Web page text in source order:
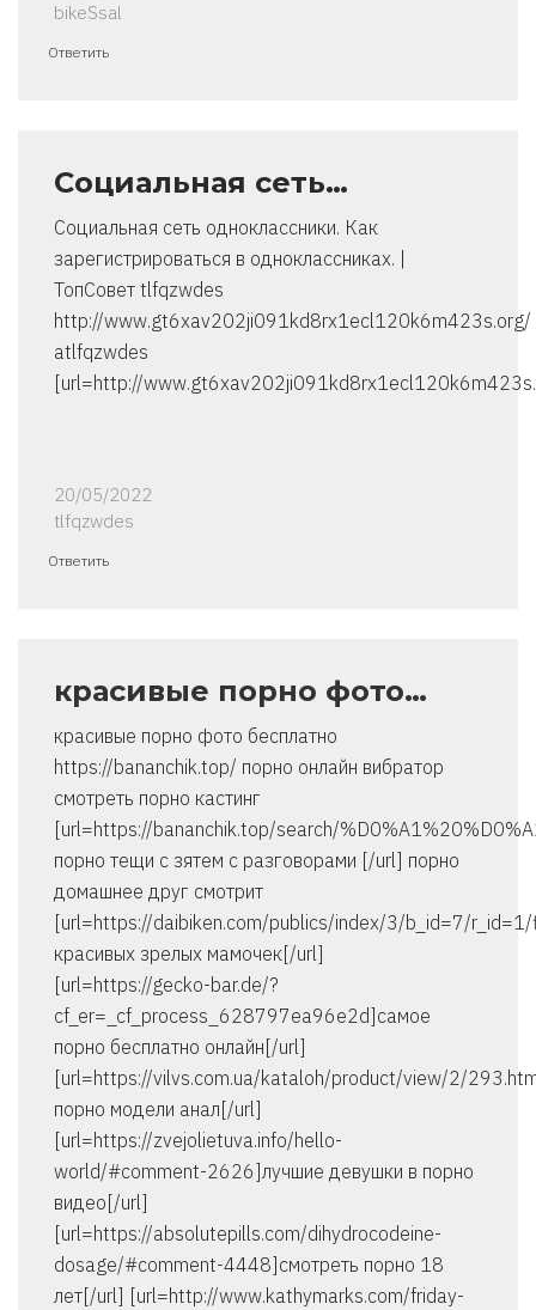
bikeSsal
Ответить
Социальная сеть…
Социальная сеть одноклассники. Как
зарегистрироваться в одноклассниках. |
ТопСовет tlfqzwdes
http://www.gt6xav202ji091kd8rx1ecl120k6m423s.org/
atlfqzwdes
[url=http://
20/05/2022
tlfqzwdes
Ответить
красивые порно фото…
красивые порно фото бесплатно
https://bananchik.top/ порно онлайн вибратор
смотреть порно кастинг
[url=https://bananchik.top/search/
порно тещи с зятем с разговорами [/url] порно
домашнее друг смотрит
[url=https://daibiken.com/publics/index/3/b_id=7/
красивых зрелых мамочек[/url]
[url=https://gecko-bar.de/?
cf_er=_cf_process_628797ea96e2d]самое
порно бесплатно онлайн[/url]
[url=https://vilvs.com.ua/kataloh/product/view/2/
порно модели анал[/url]
[url=https://zvejolietuva.info/hello-
world/#comment-2626]лучшие девушки в порно
видео[/url]
[url=https://absolutepills.com/dihydrocodeine-
dosage/#comment-4448]смотреть порно 18
лет[/url] [url=http://www.kathymarks.com/friday-